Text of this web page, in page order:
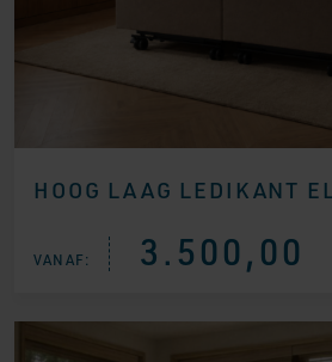
HOOG LAAG LEDIKANT
VANAF: 3.500,00